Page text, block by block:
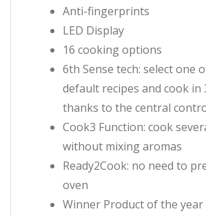
Anti-fingerprints
LED Display
16 cooking options
6th Sense tech: select one
default recipes and cook in
thanks to the central
Cook3 Function: cook
without mixing aromas
Ready2Cook: no need to
oven
Winner Product of the year